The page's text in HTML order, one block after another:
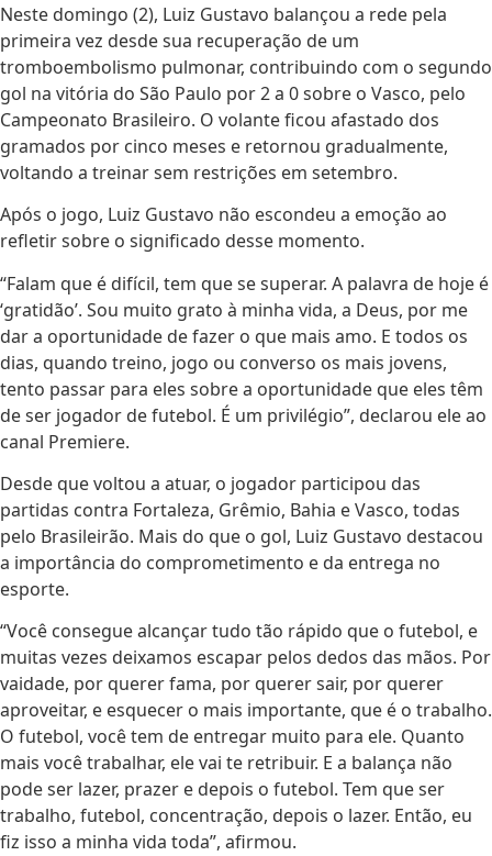
Neste domingo (2), Luiz Gustavo balançou a rede pela
primeira vez desde sua recuperação de um
tromboembolismo pulmonar, contribuindo com o segundo
gol na vitória do São Paulo por 2 a 0 sobre o Vasco, pelo
Campeonato Brasileiro. O volante ficou afastado dos
gramados por cinco meses e retornou gradualmente,
voltando a treinar sem restrições em setembro.
Após o jogo, Luiz Gustavo não escondeu a emoção ao
refletir sobre o significado desse momento.
“Falam que é difícil, tem que se superar. A palavra de hoje é
‘gratidão’. Sou muito grato à minha vida, a Deus, por me
dar a oportunidade de fazer o que mais amo. E todos os
dias, quando treino, jogo ou converso os mais jovens,
tento passar para eles sobre a oportunidade que eles têm
de ser jogador de futebol. É um privilégio”, declarou ele ao
canal Premiere.
Desde que voltou a atuar, o jogador participou das
partidas contra Fortaleza, Grêmio, Bahia e Vasco, todas
pelo Brasileirão. Mais do que o gol, Luiz Gustavo destacou
a importância do comprometimento e da entrega no
esporte.
“Você consegue alcançar tudo tão rápido que o futebol, e
muitas vezes deixamos escapar pelos dedos das mãos. Por
vaidade, por querer fama, por querer sair, por querer
aproveitar, e esquecer o mais importante, que é o trabalho.
O futebol, você tem de entregar muito para ele. Quanto
mais você trabalhar, ele vai te retribuir. E a balança não
pode ser lazer, prazer e depois o futebol. Tem que ser
trabalho, futebol, concentração, depois o lazer. Então, eu
fiz isso a minha vida toda”, afirmou.